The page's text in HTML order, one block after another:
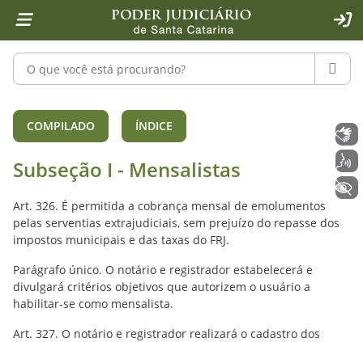
1 Ir para o conteúdo
2 Ir para a ferramenta de acessibilidade - Rybená
4 Ir para o menu principal
5 Ir para a pesquisa
6 Ir para o rodapé
7 Ir para a página inicial
Pesquisar no portal
Subseção I - Mensalistas - Código
COMPILADO ÍNDICE
Subseção I - Mensalistas
Art. 326. É permitida a cobrança mensal de emolumentos
pelas serventias extrajudiciais, sem prejuízo do repasse dos
impostos municipais e das taxas do FRJ.
Parágrafo único. O notário e registrador estabelecerá e
divulgará critérios objetivos que autorizem o usuário a
habilitar-se como mensalista.
Art. 327. O notário e registrador realizará o cadastro dos